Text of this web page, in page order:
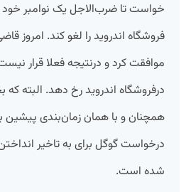
خواست تا ضرب‌الاجل یک نوامبر خود
فروشگاه اندروید را لغو کند. امروز
موافقت کرد و درنتیجه فعلا قرار
درفروشگاه اندروید رخ دهد. البته
همچنان و با همان زمان‌بندی
درخواست گوگل برای به تاخیر
شده است.